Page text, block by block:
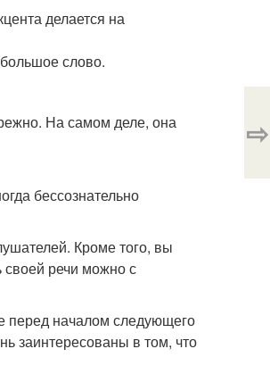
делается на
слово.
На самом деле, она
бессознательно
Кроме того, вы
своей речи можно с
перед началом следующего
заинтересованы в том, что
⇨